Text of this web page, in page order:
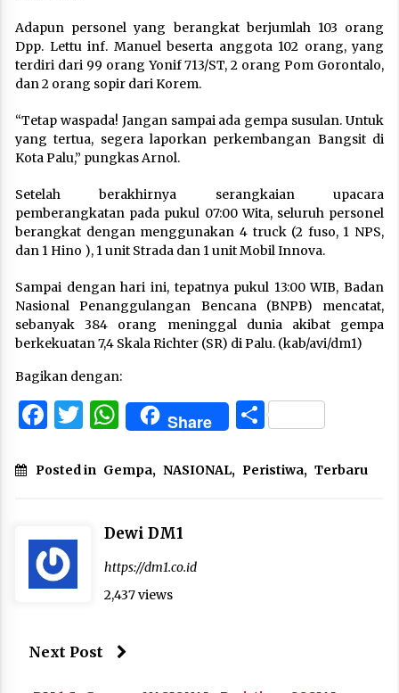
Adapun personel yang berangkat berjumlah 103 orang
Dpp. Lettu inf. Manuel beserta anggota 102 orang, yang
terdiri dari 99 orang Yonif 713/ST, 2 orang Pom Gorontalo,
dan 2 orang sopir dari Korem.
“Tetap waspada! Jangan sampai ada gempa susulan. Untuk
yang tertua, segera laporkan perkembangan Bangsit di
Kota Palu,” pungkas Arnol.
Setelah berakhirnya serangkaian upacara
pemberangkatan pada pukul 07:00 Wita, seluruh personel
berangkat dengan menggunakan 4 truck (2 fuso, 1 NPS,
dan 1 Hino ), 1 unit Strada dan 1 unit Mobil Innova.
Sampai dengan hari ini, tepatnya pukul 13:00 WIB, Badan
Nasional Penanggulangan Bencana (BNPB) mencatat,
sebanyak 384 orang meninggal dunia akibat gempa
berkekuatan 7,4 Skala Richter (SR) di Palu. (kab/avi/dm1)
Bagikan dengan:
Facebook
Twitter
WhatsApp
Share Share
Posted in Gempa, NASIONAL, Peristiwa, Terbaru
Dewi DM1
https://dm1.co.id
2,437 views
Next Post